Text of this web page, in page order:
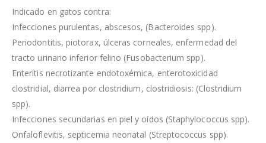
Indicado en gatos contra:
Infecciones purulentas, abscesos, (Bacteroides spp).
Periodontitis, piotorax, úlceras corneales, enfermedad del
tracto urinario inferior felino (Fusobacterium spp).
Enteritis necrotizante endotoxémica, enterotoxicidad
clostridial, diarrea por clostridium, clostridiosis: (Clostridium
spp).
Infecciones secundarias en piel y oídos (Staphylococcus spp).
Onfaloflevitis, septicemia neonatal (Streptococcus spp).